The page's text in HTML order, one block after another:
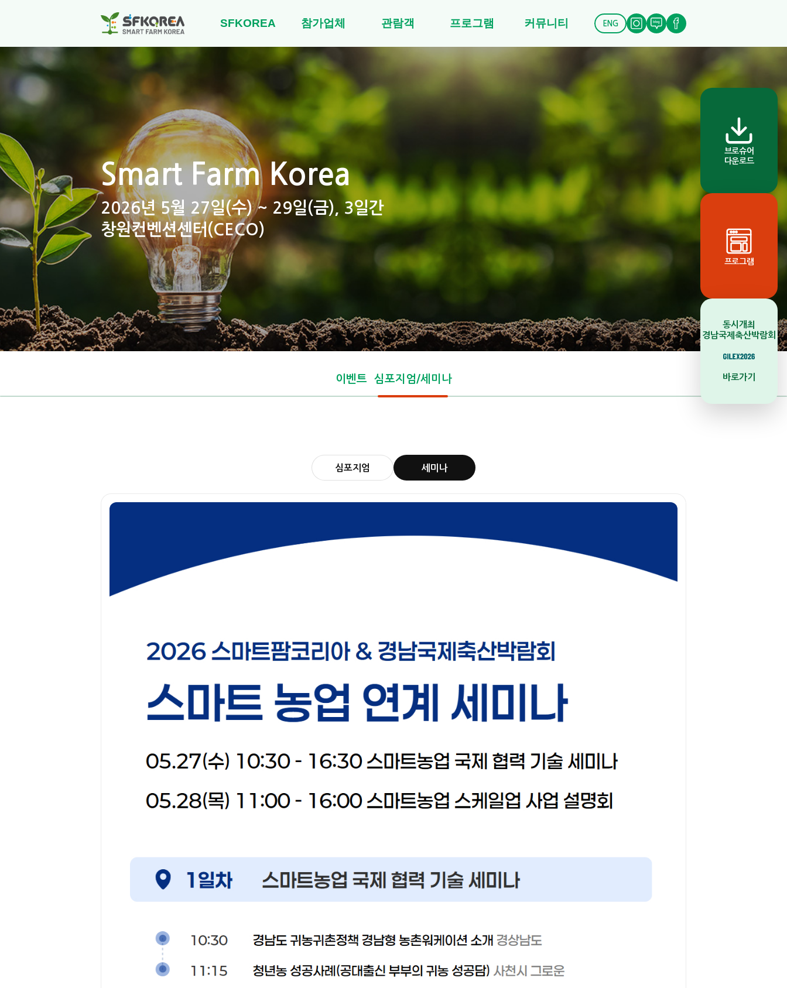
SFKOREA 참가업체 관람객 프로그램 커뮤니티 ENG
브로슈어
다운로드
프로그램
동시개최
경남국제축산박람회
바로가기
Smart Farm Korea
2026년 5월 27일(수) ~ 29일(금), 3일간
창원컨벤션센터(CECO)
이벤트 심포지엄/세미나
심포지엄 세미나